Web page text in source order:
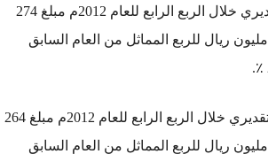
2-بلغ إجمالي الربح التقديري خلال الربع الرابع للعام 2012م مبلغ 274
مليون ريال مقابل 267 مليون ريال للربع المماثل من العام السابق
3-بلغ الربح التشغيلي التقديري خلال الربع الرابع للعام 2012م مبلغ 264
مليون ريال مقابل 254 مليون ريال للربع المماثل من العام السابق